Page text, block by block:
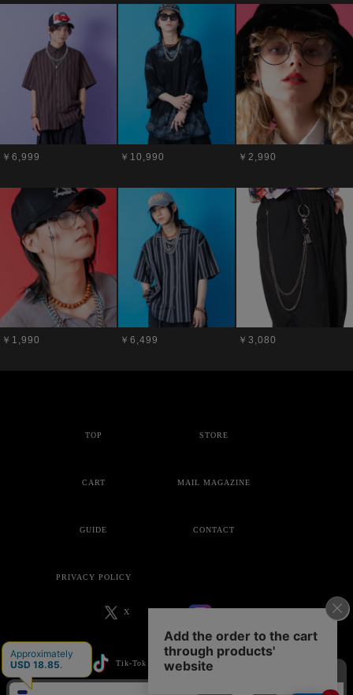
￥6,999 ￥10,990 ￥2,990
￥1,990 ￥6,499 ￥3,080
TOP STORE
CART MAIL MAGAZINE
GUIDE CONTACT
PRIVACY POLICY
X
Tik-Tok